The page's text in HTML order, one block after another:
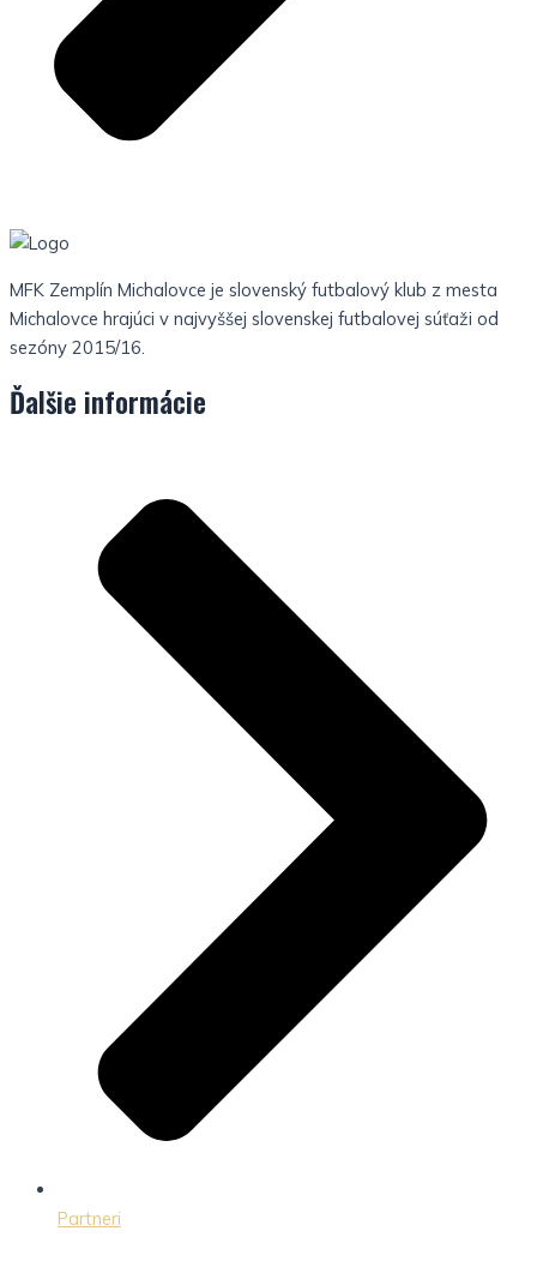
MFK Zemplín Michalovce je slovenský futbalový klub z mesta
Michalovce hrajúci v najvyššej slovenskej futbalovej súťaži od
sezóny 2015/16.
Ďalšie informácie
Partneri